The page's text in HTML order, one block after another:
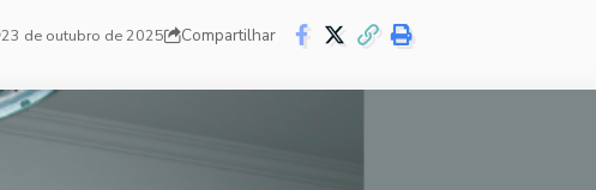
23 de outubro de 2025 Compartilhar